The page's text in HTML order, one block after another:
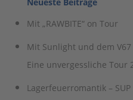
Neueste Beiträge
Mit „RAWBITE“ on Tour
Mit Sunlight und dem
Eine unvergessliche Tour
Lagerfeuerromantik –